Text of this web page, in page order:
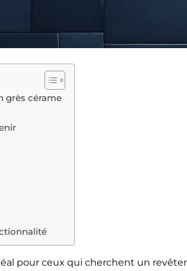
grès cérame
pour ceux qui cherchent un